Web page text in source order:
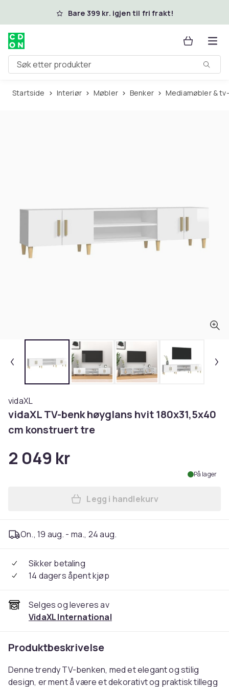
Hopp til hovedinnholdBare 399 kr. igjen til fri frakt!
Søk etter produkter
Startside Interiør Møbler Benker Mediamøbler &
vidaXL
vidaXL TV-benk høyglans hvit 180x31,5x40
cm konstruert tre
2 049 kr
På lager
Legg vidaXL TV-benk
Legg i handlekurv
On., 19 aug. - ma., 24 aug.
Sikker betaling
14 dagers åpent kjøp
Selges og leveres av
VidaXL International
Produktbeskrivelse
Denne trendy TV-benken, med et elegant og stilig
design, er ment å være et dekorativt og praktisk tillegg